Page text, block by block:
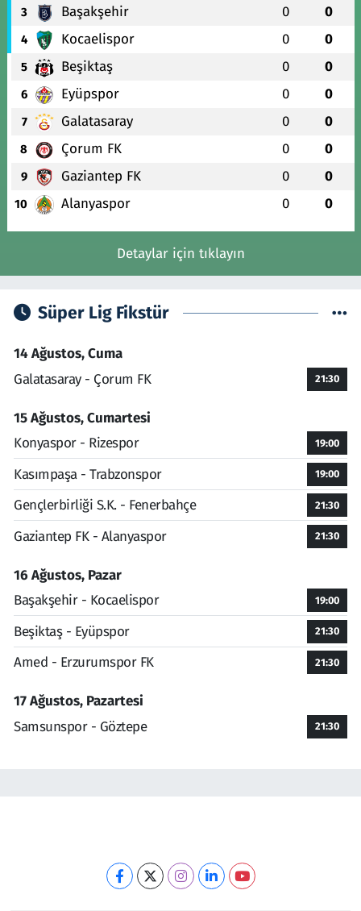
3 Başakşehir 0 0
4 Kocaelispor 0 0
5 Beşiktaş 0 0
6 Eyüpspor 0 0
7 Galatasaray 0 0
8 Çorum FK 0 0
9 Gaziantep FK 0 0
10 Alanyaspor 0 0
Detaylar için tıklayın
Süper Lig Fikstür
14 Ağustos, Cuma
Galatasaray - Çorum FK
21:30
15 Ağustos, Cumartesi
Konyaspor - Rizespor
19:00
Kasımpaşa - Trabzonspor 19:00
Gençlerbirliği S.K. - Fenerbahçe 21:30
Gaziantep FK - Alanyaspor 21:30
16 Ağustos, Pazar
Başakşehir - Kocaelispor
19:00
Beşiktaş - Eyüpspor 21:30
Amed - Erzurumspor FK 21:30
17 Ağustos, Pazartesi
Samsunspor - Göztepe
21:30